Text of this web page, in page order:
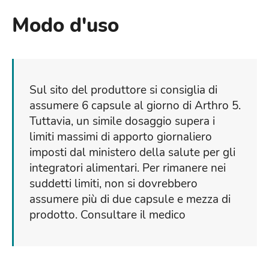
Modo d'uso
Sul sito del produttore si consiglia di
assumere 6 capsule al giorno di Arthro 5.
Tuttavia, un simile dosaggio supera i
limiti massimi di apporto giornaliero
imposti dal ministero della salute per gli
integratori alimentari. Per rimanere nei
suddetti limiti, non si dovrebbero
assumere più di due capsule e mezza di
prodotto. Consultare il medico